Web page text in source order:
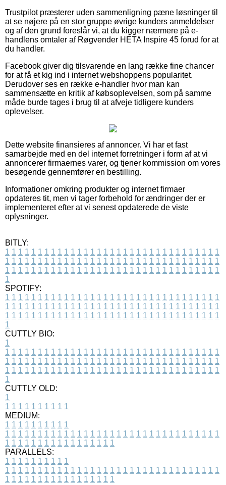
Trustpilot præsterer uden sammenligning pæne løsninger til
at se nøjere på en stor gruppe øvrige kunders anmeldelser
og af den grund foreslår vi, at du kigger nærmere på e-
handlens omtaler af Røgvender HETA Inspire 45 forud for at
du handler.
Facebook giver dig tilsvarende en lang række fine chancer
for at få et kig ind i internet webshoppens popularitet.
Derudover ses en række e-handler hvor man kan
sammensætte en kritik af købsoplevelsen, som på samme
måde burde tages i brug til at afveje tidligere kunders
oplevelser.
Dette website finansieres af annoncer. Vi har et fast
samarbejde med en del internet forretninger i form af at vi
annoncerer firmaernes varer, og tjener kommission om vores
besøgende gennemfører en bestilling.
Informationer omkring produkter og internet firmaer
opdateres tit, men vi tager forbehold for ændringer der er
implementeret efter at vi senest opdaterede de viste
oplysninger.
BITLY:
1 1 1 1 1 1 1 1 1 1 1 1 1 1 1 1 1 1 1 1 1 1 1 1 1 1 1 1 1 1 1 1 1
1 1 1 1 1 1 1 1 1 1 1 1 1 1 1 1 1 1 1 1 1 1 1 1 1 1 1 1 1 1 1 1 1
1 1 1 1 1 1 1 1 1 1 1 1 1 1 1 1 1 1 1 1 1 1 1 1 1 1 1 1 1 1 1 1 1
1
SPOTIFY:
1 1 1 1 1 1 1 1 1 1 1 1 1 1 1 1 1 1 1 1 1 1 1 1 1 1 1 1 1 1 1 1 1
1 1 1 1 1 1 1 1 1 1 1 1 1 1 1 1 1 1 1 1 1 1 1 1 1 1 1 1 1 1 1 1 1
1 1 1 1 1 1 1 1 1 1 1 1 1 1 1 1 1 1 1 1 1 1 1 1 1 1 1 1 1 1 1 1 1
1
CUTTLY BIO:
1
1 1 1 1 1 1 1 1 1 1 1 1 1 1 1 1 1 1 1 1 1 1 1 1 1 1 1 1 1 1 1 1 1
1 1 1 1 1 1 1 1 1 1 1 1 1 1 1 1 1 1 1 1 1 1 1 1 1 1 1 1 1 1 1 1 1
1 1 1 1 1 1 1 1 1 1 1 1 1 1 1 1 1 1 1 1 1 1 1 1 1 1 1 1 1 1 1 1 1
1
CUTTLY OLD:
1
1 1 1 1 1 1 1 1 1 1
MEDIUM:
1 1 1 1 1 1 1 1 1 1
1 1 1 1 1 1 1 1 1 1 1 1 1 1 1 1 1 1 1 1 1 1 1 1 1 1 1 1 1 1 1 1 1
1 1 1 1 1 1 1 1 1 1 1 1 1 1 1 1 1
PARALLELS:
1 1 1 1 1 1 1 1 1 1
1 1 1 1 1 1 1 1 1 1 1 1 1 1 1 1 1 1 1 1 1 1 1 1 1 1 1 1 1 1 1 1 1
1 1 1 1 1 1 1 1 1 1 1 1 1 1 1 1 1